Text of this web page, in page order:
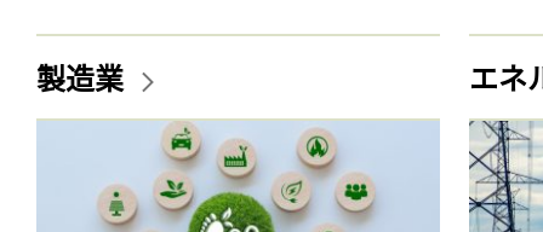
製造業 エネ